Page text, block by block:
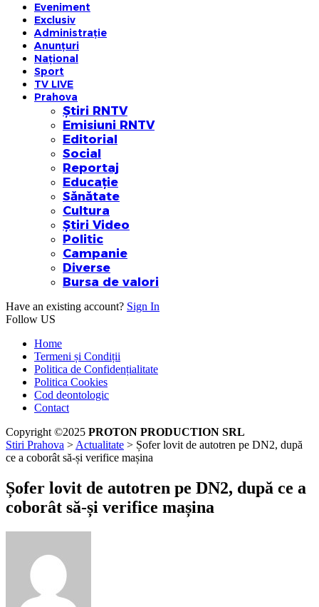
Eveniment
Exclusiv
Administrație
Anunțuri
Național
Sport
TV LIVE
Prahova
Știri RNTV
Emisiuni RNTV
Editorial
Social
Reportaj
Educație
Sănătate
Cultura
Știri Video
Politic
Campanie
Diverse
Bursa de valori
Have an existing account? Sign In
Follow US
Home
Termeni și Condiții
Politica de Confidențialitate
Politica Cookies
Cod deontologic
Contact
Copyright ©2025 PROTON PRODUCTION SRL
Stiri Prahova > Actualitate > Șofer lovit de autotren pe DN2, după
ce a coborât să-și verifice mașina
Șofer lovit de autotren pe DN2, după ce a
coborât să-și verifice mașina